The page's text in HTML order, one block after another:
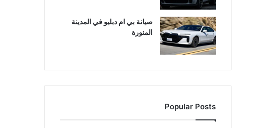
صيانة بي ام دبليو في المدينة
المنورة
Popular Posts